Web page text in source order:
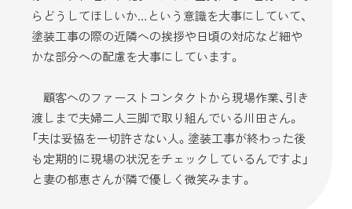
らどうしてほしいか…という意識を大事にしていて、
塗装工事の際の近隣への挨拶や日頃の対応など細や
かな部分への配慮を大事にしています。
顧客へのファーストコンタクトから現場作業、引き
渡しまで夫婦二人三脚で取り組んでいる川田さん。
「夫は妥協を一切許さない人。塗装工事が終わった後
も定期的に現場の状況をチェックしているんですよ」
と妻の郁恵さんが隣で優しく微笑みます。